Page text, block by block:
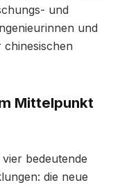
und
und
chinesischen
Mittelpunkt
bedeutende
die neue